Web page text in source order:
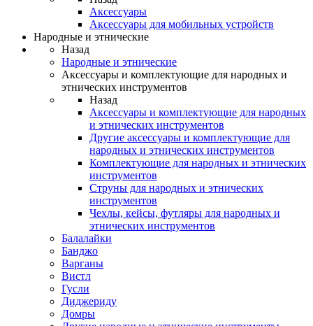
Аксессуары
Аксессуары для мобильных устройств
Народные и этнические
Назад
Народные и этнические
Аксессуары и комплектующие для народных и
этнических инструментов
Назад
Аксессуары и комплектующие для народных
и этнических инструментов
Другие аксессуары и комплектующие для
народных и этнических инструментов
Комплектующие для народных и этнических
инструментов
Струны для народных и этнических
инструментов
Чехлы, кейсы, футляры для народных и
этнических инструментов
Балалайки
Банджо
Варганы
Вистл
Гусли
Диджериду
Домры